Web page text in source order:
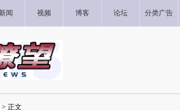
新闻 视频 博客 论坛 分类广告
> 正文